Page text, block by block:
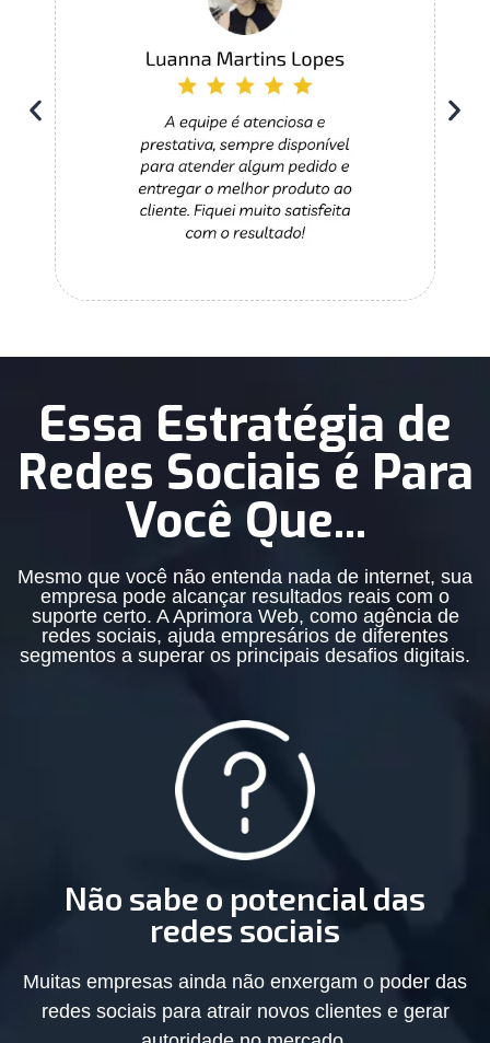
Essa Estratégia de
Redes Sociais é Para
Você Que...
Mesmo que você não entenda nada de internet, sua
empresa pode alcançar resultados reais com o
suporte certo. A Aprimora Web, como agência de
redes sociais, ajuda empresários de diferentes
segmentos a superar os principais desafios digitais.
Não sabe o potencial das
redes sociais
Muitas empresas ainda não enxergam o poder das
redes sociais para atrair novos clientes e gerar